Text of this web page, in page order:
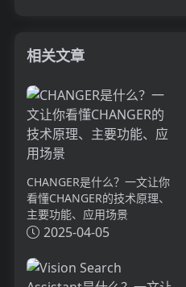
相关文章
CHANGER是什么？一文让你
看懂CHANGER的技术原理、
主要功能、应用场景
2025-04-05